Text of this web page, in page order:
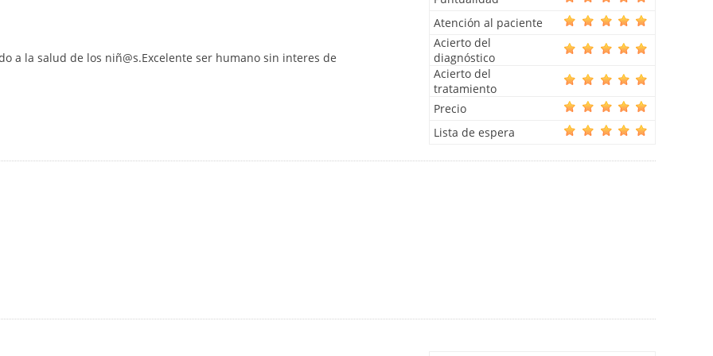
a la salud de los niñ@s.Excelente ser humano sin interes de
Atención al paciente
Acierto del
diagnóstico
Acierto del
tratamiento
Precio
Lista de espera